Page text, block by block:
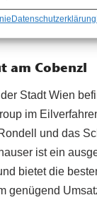
Datenschutzerklärung
tip-top
am Cobenzl
Stadt Wien
im
und das
ist ein
bietet die
genügend